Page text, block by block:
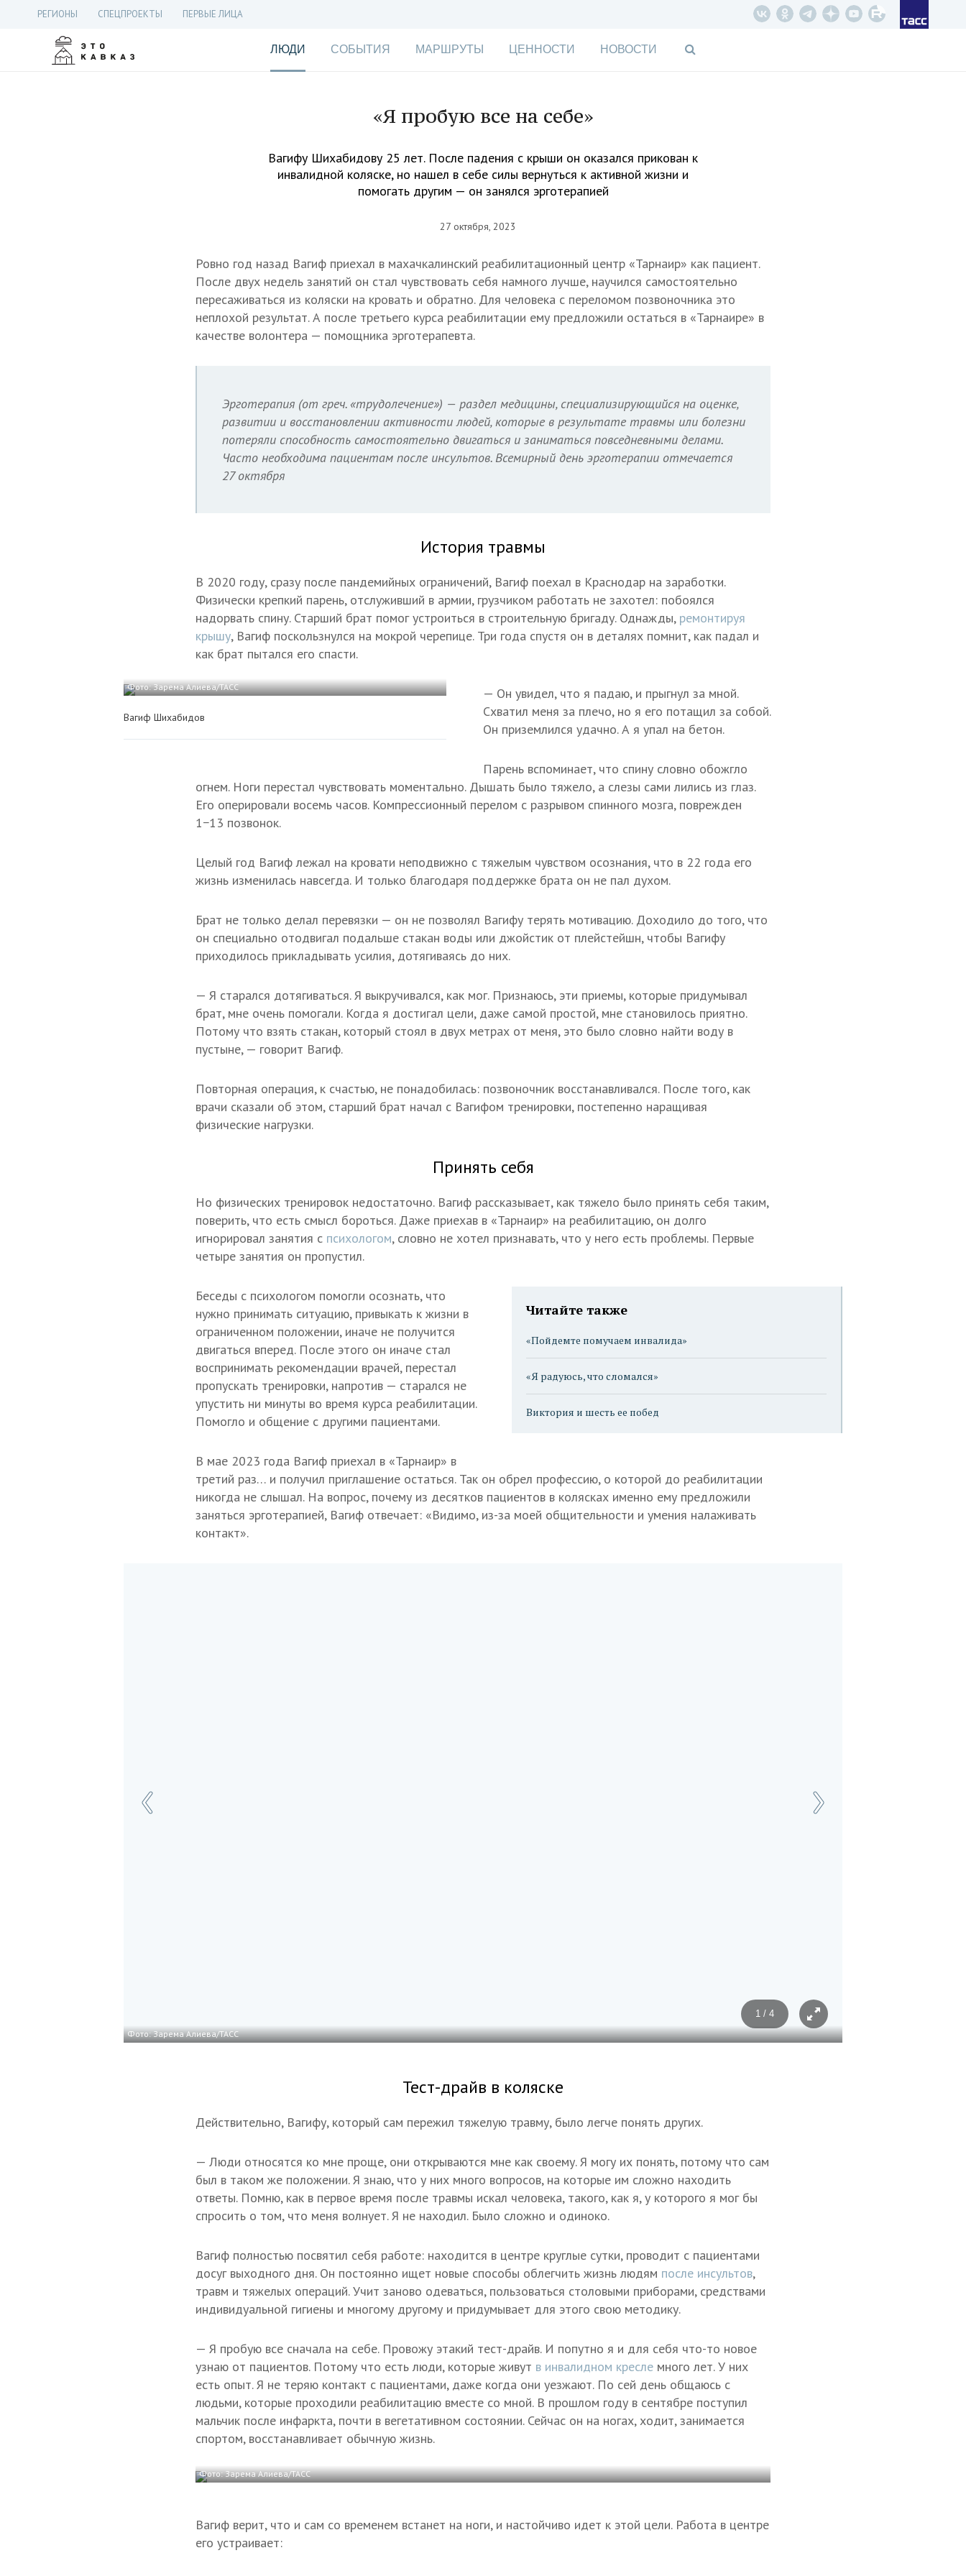
РЕГИОНЫ СПЕЦПРОЕКТЫ ПЕРВЫЕ ЛИЦА
ЛЮДИ СОБЫТИЯ МАРШРУТЫ ЦЕННОСТИ НОВОСТИ
«Я пробую все на себе»
Вагифу Шихабидову 25 лет. После падения с крыши он оказался прикован к
инвалидной коляске, но нашел в себе силы вернуться к активной жизни и
помогать другим — он занялся эрготерапией
27 октября, 2023
Ровно год назад Вагиф приехал в махачкалинский реабилитационный центр «Тарнаир» как пациент.
После двух недель занятий он стал чувствовать себя намного лучше, научился самостоятельно
пересаживаться из коляски на кровать и обратно. Для человека с переломом позвоночника это
неплохой результат. А после третьего курса реабилитации ему предложили остаться в «Тарнаире» в
качестве волонтера — помощника эрготерапевта.
Эрготерапия (от греч. «трудолечение») — раздел медицины, специализирующийся на оценке,
развитии и восстановлении активности людей, которые в результате травмы или болезни
потеряли способность самостоятельно двигаться и заниматься повседневными делами.
Часто необходима пациентам после инсультов. Всемирный день эрготерапии отмечается
27 октября
История травмы
В 2020 году, сразу после пандемийных ограничений, Вагиф поехал в Краснодар на заработки.
Физически крепкий парень, отслуживший в армии, грузчиком работать не захотел: побоялся
надорвать спину. Старший брат помог устроиться в строительную бригаду. Однажды, ремонтируя
крышу, Вагиф поскользнулся на мокрой черепице. Три года спустя он в деталях помнит, как падал и
как брат пытался его спасти.
Фото: Зарема Алиева/ТАСС
Вагиф Шихабидов
— Он увидел, что я падаю, и прыгнул за мной.
Схватил меня за плечо, но я его потащил за собой.
Он приземлился удачно. А я упал на бетон.
Парень вспоминает, что спину словно обожгло
огнем. Ноги перестал чувствовать моментально. Дышать было тяжело, а слезы сами лились из глаз.
Его оперировали восемь часов. Компрессионный перелом с разрывом спинного мозга, поврежден
1−13 позвонок.
Целый год Вагиф лежал на кровати неподвижно с тяжелым чувством осознания, что в 22 года его
жизнь изменилась навсегда. И только благодаря поддержке брата он не пал духом.
Брат не только делал перевязки — он не позволял Вагифу терять мотивацию. Доходило до того, что
он специально отодвигал подальше стакан воды или джойстик от плейстейшн, чтобы Вагифу
приходилось прикладывать усилия, дотягиваясь до них.
— Я старался дотягиваться. Я выкручивался, как мог. Признаюсь, эти приемы, которые придумывал
брат, мне очень помогали. Когда я достигал цели, даже самой простой, мне становилось приятно.
Потому что взять стакан, который стоял в двух метрах от меня, это было словно найти воду в
пустыне, — говорит Вагиф.
Повторная операция, к счастью, не понадобилась: позвоночник восстанавливался. После того, как
врачи сказали об этом, старший брат начал с Вагифом тренировки, постепенно наращивая
физические нагрузки.
Принять себя
Но физических тренировок недостаточно. Вагиф рассказывает, как тяжело было принять себя таким,
поверить, что есть смысл бороться. Даже приехав в «Тарнаир» на реабилитацию, он долго
игнорировал занятия с психологом, словно не хотел признавать, что у него есть проблемы. Первые
четыре занятия он пропустил.
Читайте также
«Пойдемте помучаем инвалида»
«Я радуюсь, что сломался»
Виктория и шесть ее побед
Беседы с психологом помогли осознать, что
нужно принимать ситуацию, привыкать к жизни в
ограниченном положении, иначе не получится
двигаться вперед. После этого он иначе стал
воспринимать рекомендации врачей, перестал
пропускать тренировки, напротив — старался не
упустить ни минуты во время курса реабилитации.
Помогло и общение с другими пациентами.
В мае 2023 года Вагиф приехал в «Тарнаир» в
третий раз… и получил приглашение остаться. Так он обрел профессию, о которой до реабилитации
никогда не слышал. На вопрос, почему из десятков пациентов в колясках именно ему предложили
заняться эрготерапией, Вагиф отвечает: «Видимо, из-за моей общительности и умения налаживать
контакт».
1 / 4
Фото: Зарема Алиева/ТАСС
Тест-драйв в коляске
Действительно, Вагифу, который сам пережил тяжелую травму, было легче понять других.
— Люди относятся ко мне проще, они открываются мне как своему. Я могу их понять, потому что сам
был в таком же положении. Я знаю, что у них много вопросов, на которые им сложно находить
ответы. Помню, как в первое время после травмы искал человека, такого, как я, у которого я мог бы
спросить о том, что меня волнует. Я не находил. Было сложно и одиноко.
Вагиф полностью посвятил себя работе: находится в центре круглые сутки, проводит с пациентами
досуг выходного дня. Он постоянно ищет новые способы облегчить жизнь людям после инсультов,
травм и тяжелых операций. Учит заново одеваться, пользоваться столовыми приборами, средствами
индивидуальной гигиены и многому другому и придумывает для этого свою методику.
— Я пробую все сначала на себе. Провожу этакий тест-драйв. И попутно я и для себя что-то новое
узнаю от пациентов. Потому что есть люди, которые живут в инвалидном кресле много лет. У них
есть опыт. Я не теряю контакт с пациентами, даже когда они уезжают. По сей день общаюсь с
людьми, которые проходили реабилитацию вместе со мной. В прошлом году в сентябре поступил
мальчик после инфаркта, почти в вегетативном состоянии. Сейчас он на ногах, ходит, занимается
спортом, восстанавливает обычную жизнь.
Фото: Зарема Алиева/ТАСС
Вагиф верит, что и сам со временем встанет на ноги, и настойчиво идет к этой цели. Работа в центре
его устраивает: